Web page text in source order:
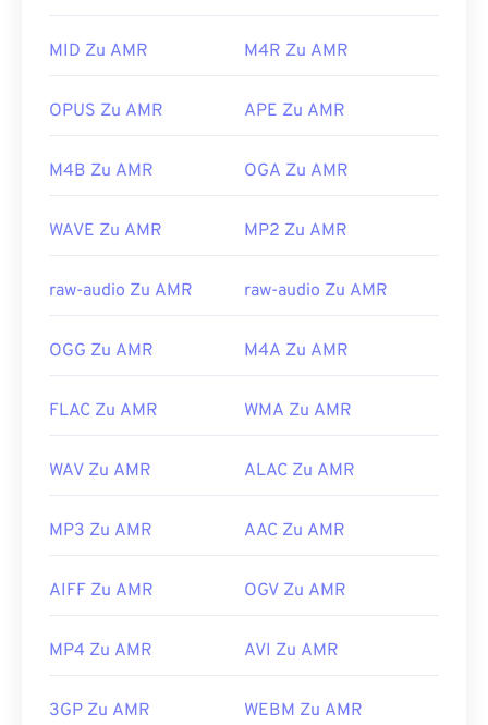
Erstveröffentlichung:
2006
https://en.wikipedia.org/wiki/.m2ts
kostenlosen Audiobearbeitungsprogramm
SourceForge.net
herunter. Da AMR-Dateien stark
Musikdateien.
Entwickelt von:
3rd Generation Partnership
Erstveröffentlichung:
1999
https://en.wikipedia.org/wiki/Adaptive_Multi-
https://www.etsi.org/
MID Zu AMR M4R Zu AMR
OPUS Zu AMR APE Zu AMR
M4B Zu AMR OGA Zu AMR
WAVE Zu AMR MP2 Zu AMR
raw-audio Zu AMR raw-audio Zu AMR
OGG Zu AMR M4A Zu AMR
FLAC Zu AMR WMA Zu AMR
WAV Zu AMR ALAC Zu AMR
MP3 Zu AMR AAC Zu AMR
AIFF Zu AMR OGV Zu AMR
MP4 Zu AMR AVI Zu AMR
3GP Zu AMR WEBM Zu AMR